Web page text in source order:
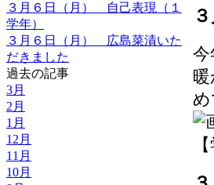
３月６日（月） 自己表現（１
学年）
３月６日（月） 広島菜漬いた
だきました
過去の記事
3月
2月
1月
12月
11月
10月
今
め